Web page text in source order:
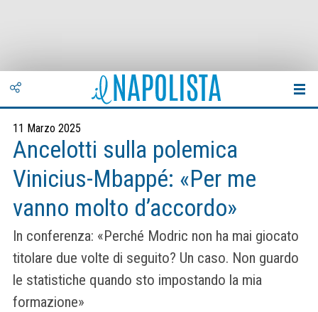
11 Marzo 2025
Ancelotti sulla polemica
Vinicius-Mbappé: «Per me
vanno molto d’accordo»
In conferenza: «Perché Modric non ha mai giocato
titolare due volte di seguito? Un caso. Non guardo
le statistiche quando sto impostando la mia
formazione»